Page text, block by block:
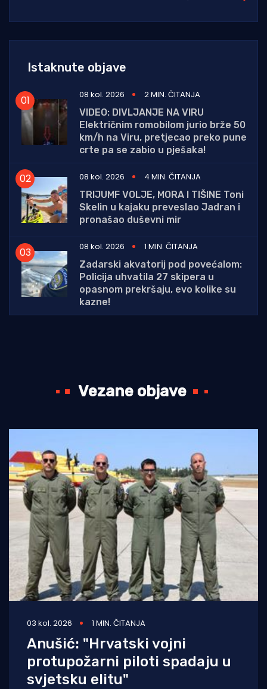
Istaknute objave
08 kol. 2026
2 MIN. ČITANJA
VIDEO: DIVLJANJE NA VIRU
Električnim romobilom jurio brže 50
km/h na Viru, pretjecao preko pune
crte pa se zabio u pješaka!
08 kol. 2026
4 MIN. ČITANJA
TRIJUMF VOLJE, MORA I TIŠINE Toni
Skelin u kajaku preveslao Jadran i
pronašao duševni mir
08 kol. 2026
1 MIN. ČITANJA
Zadarski akvatorij pod povećalom:
Policija uhvatila 27 skipera u
opasnom prekršaju, evo kolike su
kazne!
Vezane objave
03 kol. 2026 1 MIN. ČITANJA
Anušić: "Hrvatski vojni
protupožarni piloti spadaju u
svjetsku elitu"